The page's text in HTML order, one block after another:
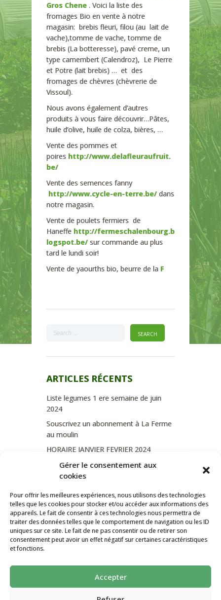
Gérer le consentement aux
cookies
Pour offrir les meilleures expériences, nous utilisons des technologies
telles que les cookies pour stocker et/ou accéder aux informations des
appareils. Le fait de consentir à ces technologies nous permettra de
traiter des données telles que le comportement de navigation ou les ID
uniques sur ce site. Le fait de ne pas consentir ou de retirer son
consentement peut avoir un effet négatif sur certaines caractéristiques
et fonctions.
Accepter
Gros Chene . Voici la liste des
fromages Bio en vente à notre
magasin: brebis fleuri, filou (au lait de
vache),tomme de vache, tomme de
brebis (La botteresse), pavé creme, un
type camembert (Calendroz), Le Pierre
et Potre (lait brebis) … et des
fromages de chèvres (chèvrerie de
Vissoul).
Nous avons également d’autres
produits à vous faire découvrir…Pâtes,
huile d’olive, huile de colza, bières, …
Vente des pommes et
poires http://www.delafleuraufruit.
be/
Vente des semences fanny
http://www.cycle-en-terre.be/ dans
notre magasin.
Vente de poulets fermiers de
Haneffe http://fermeschalenbourg.b
logspot.be/ sur commande au plus
tard le lundi soir!
Vente de yaourths bio, beurre de la F
ARTICLES RÉCENTS
Liste legumes 1 ere semaine de juin
2024
Souscrivez un abonnement à La Ferme
au moulin
HORAIRE JANVIER FEVRIER 2024
Soutien de La Province de Liège
JOURNEE PORTES OUVERTES
CATÉGORIES
La ferme Au Moulin 2026 - Tous droits
réservés